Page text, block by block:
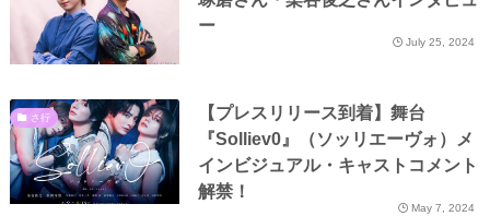
ー
July 25, 2024
さ行
【プレスリリース到着】舞台
『Solliev0』（ソッリエーヴォ）メ
インビジュアル・キャストコメント
解禁！
May 7, 2024